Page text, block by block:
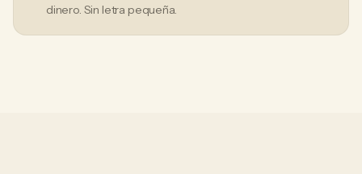
dinero. Sin letra pequeña.